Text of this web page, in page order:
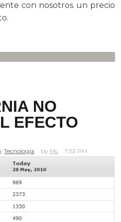
con nosotros un precio
NO
EFECTO
, Tecnología Mc 7.53 PM